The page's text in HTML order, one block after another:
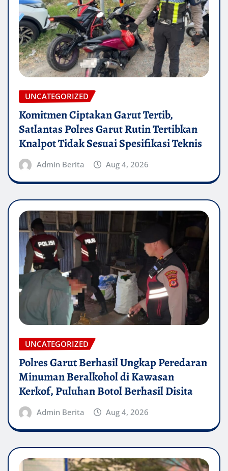
UNCATEGORIZED
Komitmen Ciptakan Garut Tertib,
Satlantas Polres Garut Rutin Tertibkan
Knalpot Tidak Sesuai Spesifikasi Teknis
Admin Berita Aug 4, 2026
UNCATEGORIZED
Polres Garut Berhasil Ungkap Peredaran
Minuman Beralkohol di Kawasan
Kerkof, Puluhan Botol Berhasil Disita
Admin Berita Aug 4, 2026